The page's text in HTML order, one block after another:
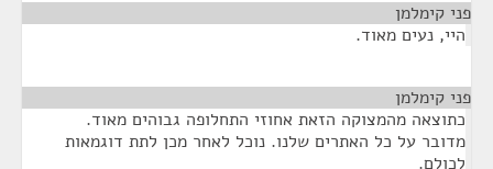
פני קימלמן
היי, נעים מאוד.
פני קימלמן
כתוצאה מהמצוקה הזאת אחוזי התחלופה גבוהים מאוד.
מדובר על כל האתרים שלנו. נוכל לאחר מכן לתת דוגמאות
לכולם.